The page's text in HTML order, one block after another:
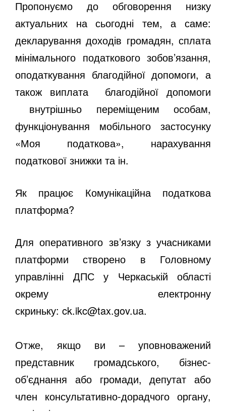
Пропонуємо до обговорення низку
актуальних на сьогодні тем, а саме:
декларування доходів громадян, сплата
мінімального податкового зобов’язання,
оподаткування благодійної допомоги, а
також виплата благодійної допомоги
внутрішньо переміщеним особам,
функціонування мобільного застосунку
«Моя податкова», нарахування
податкової знижки та ін.
Як працює Комунікаційна податкова
платформа?
Для оперативного зв’язку з учасниками
платформи створено в Головному
управлінні ДПС у Черкаській області
окрему електронну
скриньку: ck.ikc@tax.gov.ua.
Отже, якщо ви – уповноважений
представник громадського, бізнес-
об’єднання або громади, депутат або
член консультативно-дорадчого органу,